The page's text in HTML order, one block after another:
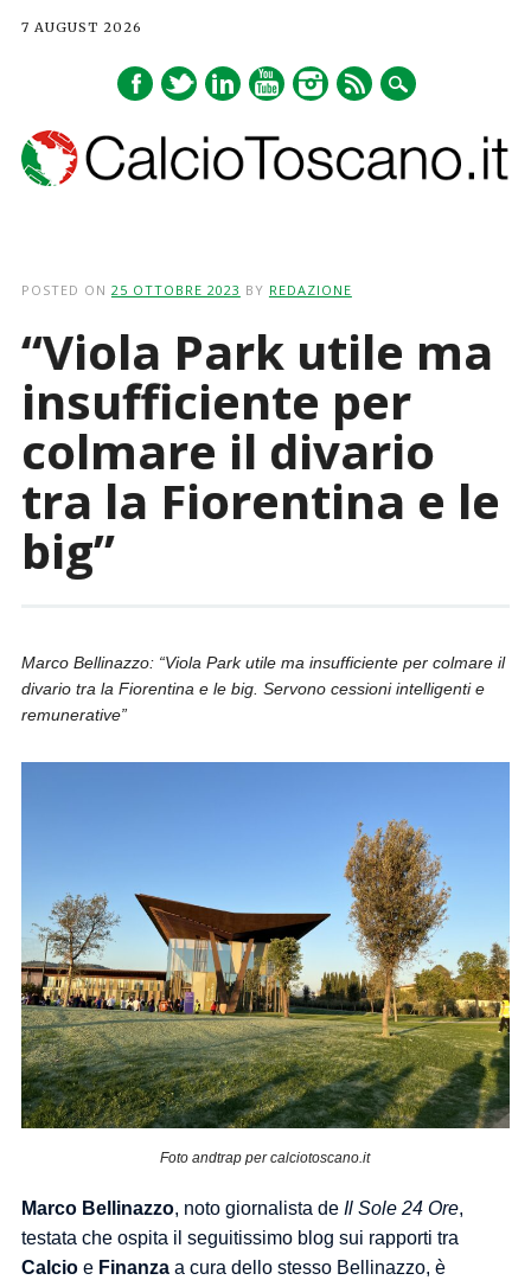
7 AUGUST 2026
POSTED ON 25 OTTOBRE 2023 BY REDAZIONE
“Viola Park utile ma
insufficiente per
colmare il divario
tra la Fiorentina e le
big”
Marco Bellinazzo: “Viola Park utile ma insufficiente per colmare il
divario tra la Fiorentina e le big. Servono cessioni intelligenti e
remunerative”
Foto andtrap per calciotoscano.it
Marco Bellinazzo, noto giornalista de Il Sole 24 Ore,
testata che ospita il seguitissimo blog sui rapporti tra
Calcioe Finanzaa cura dello stesso Bellinazzo, è